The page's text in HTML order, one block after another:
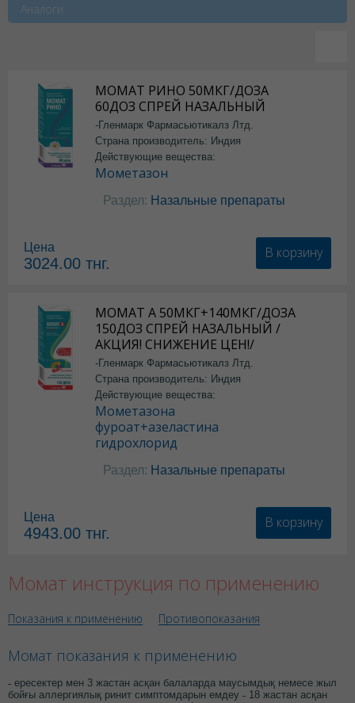
Аналоги
МОМАТ РИНО 50МКГ/ДОЗА
60ДОЗ СПРЕЙ НАЗАЛЬНЫЙ
-Гленмарк Фармасьютикалз Лтд.
Страна производитель: Индия
Действующие вещества:
Мометазон
Раздел: Назальные препараты
Цена
3024.00 тнг.
В корзину
МОМАТ А 50МКГ+140МКГ/ДОЗА
150ДОЗ СПРЕЙ НАЗАЛЬНЫЙ /
АКЦИЯ! СНИЖЕНИЕ ЦЕН!/
-Гленмарк Фармасьютикалз Лтд.
Страна производитель: Индия
Действующие вещества:
Мометазона
фуроат+азеластина
гидрохлорид
Раздел: Назальные препараты
Цена
4943.00 тнг.
В корзину
Момат инструкция по применению
Показания к применению Противопоказания
Момат показания к применению
˗ ересектер мен 3 жастан асқан балаларда маусымдық немесе жыл
бойғы аллергиялық ринит симптомдарын емдеу ˗ 18 жастан асқан